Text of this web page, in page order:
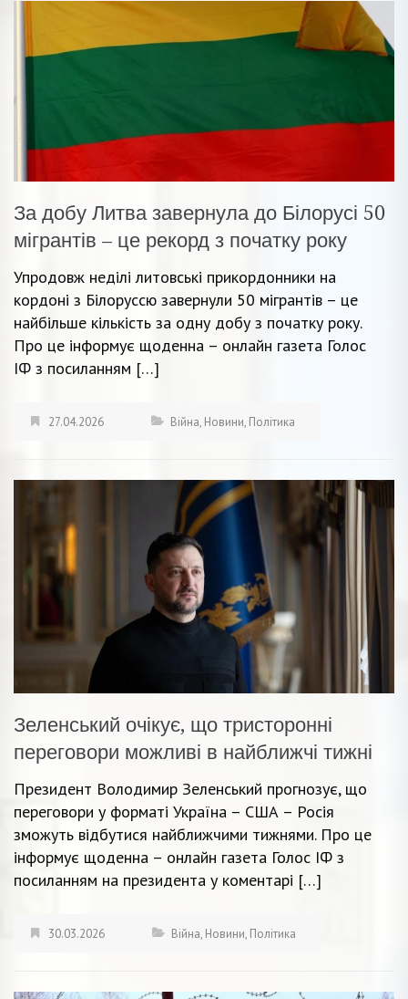
За добу Литва завернула до Білорусі 50
мігрантів – це рекорд з початку року
Упродовж неділі литовські прикордонники на
кордоні з Білоруссю завернули 50 мігрантів – це
найбільше кількість за одну добу з початку року.
Про це інформує щоденна – онлайн газета Голос
ІФ з посиланням […]
27.04.2026 Війна, Новини, Політика
Зеленський очікує, що тристоронні
переговори можливі в найближчі тижні
Президент Володимир Зеленський прогнозує, що
переговори у форматі Україна – США – Росія
зможуть відбутися найближчими тижнями. Про це
інформує щоденна – онлайн газета Голос ІФ з
посиланням на президента у коментарі […]
30.03.2026 Війна, Новини, Політика